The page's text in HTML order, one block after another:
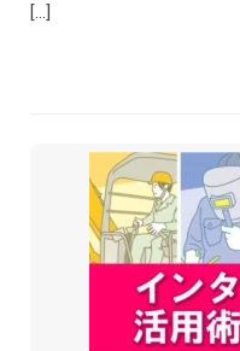
[…]